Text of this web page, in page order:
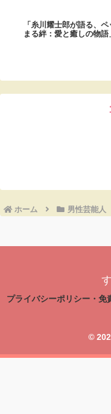
「糸川耀士郎が語る、
まる絆：愛と癒しの物語
ホーム 男性芸能人
プライバシーポリシー・免
©